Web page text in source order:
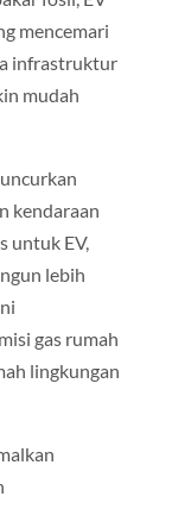
mencemari
infrastruktur
mudah
kendaraan
untuk EV,
lebih
gas rumah
lingkungan